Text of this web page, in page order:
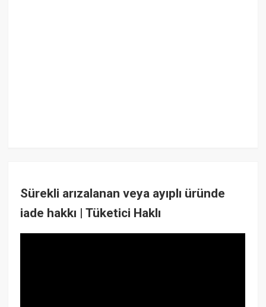
Sürekli arızalanan veya ayıplı üründe
iade hakkı | Tüketici Haklı